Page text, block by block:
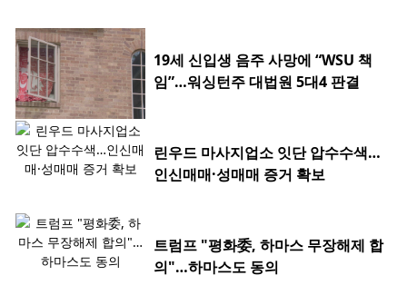
19세 신입생 음주 사망에 “WSU 책
임”…워싱턴주 대법원 5대4 판결
린우드 마사지업소 잇단 압수수색…
인신매매·성매매 증거 확보
트럼프 "평화委, 하마스 무장해제 합
의"…하마스도 동의